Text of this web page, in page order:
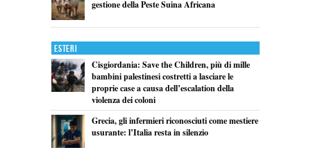
gestione della Peste Suina Africana
Esteri
Cisgiordania: Save the Children, più di mille
bambini palestinesi costretti a lasciare le
proprie case a causa dell’escalation della
violenza dei coloni
Grecia, gli infermieri riconosciuti come mestiere
usurante: l’Italia resta in silenzio